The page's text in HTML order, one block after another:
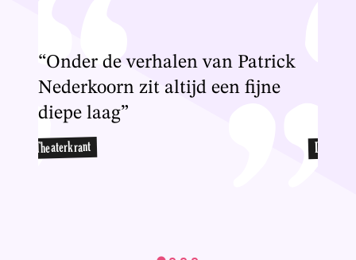
“Onder de verhalen van Patrick
Nederkoorn zit altijd een fijne
diepe laag”
Theaterkrant Dagblad